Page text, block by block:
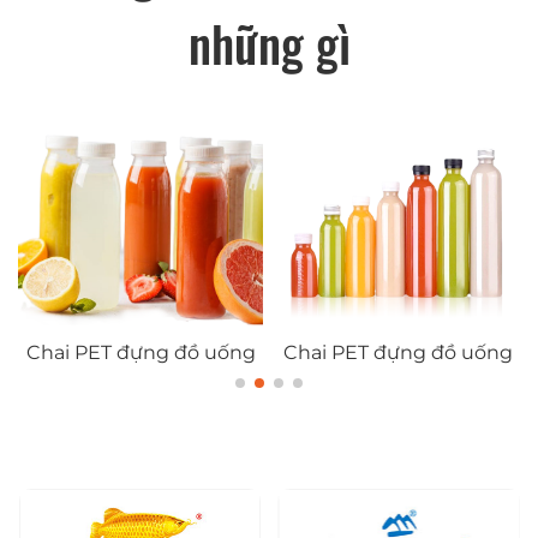
những gì
đồ uống Chai PET đựng đồ uống Chai PET đựng